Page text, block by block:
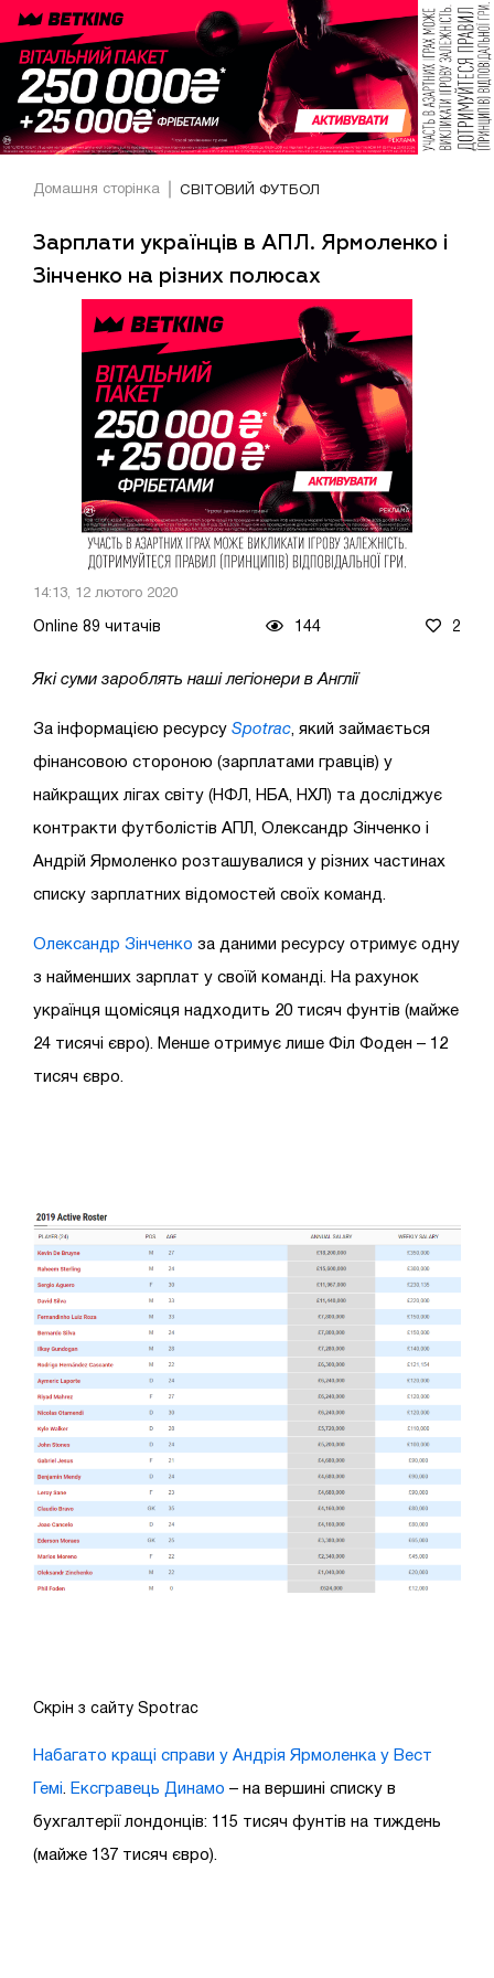
Домашня сторінка СВІТОВИЙ ФУТБОЛ
Зарплати українців в АПЛ. Ярмоленко і
Зінченко на різних полюсах
14:13, 12 лютого 2020
Online 89 читачів 144 2
Які суми зароблять наші легіонери в Англії
За інформацією ресурсу Spotrac , який займається
фінансовою стороною (зарплатами гравців) у
найкращих лігах світу (НФЛ, НБА, НХЛ) та досліджує
контракти футболістів АПЛ, Олександр Зінченко і
Андрій Ярмоленко розташувалися у різних частинах
списку зарплатних відомостей своїх команд.
Олександр Зінченко за даними ресурсу отримує одну
з найменших зарплат у своїй команді. На рахунок
українця щомісяця надходить 20 тисяч фунтів (майже
24 тисячі євро). Менше отримує лише Філ Фоден – 12
тисяч євро.
Скрін з сайту Spotrac
Набагато кращі справи у Андрія Ярмоленка у Вест
Гемі Ексгравець Динамо – на вершині списку в
бухгалтерії лондонців: 115 тисяч фунтів на тиждень
(майже 137 тисяч євро).